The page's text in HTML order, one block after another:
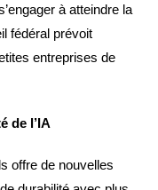
à atteindre la
fédéral prévoit
entreprises de
de l’IA
offre de nouvelles